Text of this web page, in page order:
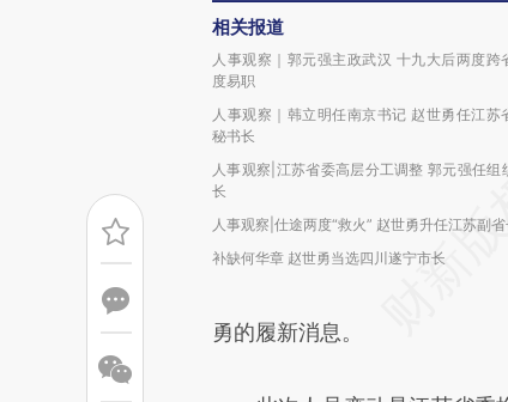
相关报道
人事观察｜郭元强主政武汉 十九大后两度跨
度易职
人事观察｜韩立明任南京书记 赵世勇任江苏
秘书长
人事观察|江苏省委高层分工调整 郭元强任组
长
人事观察|仕途两度“救火” 赵世勇升任江苏副省
补缺何华章 赵世勇当选四川遂宁市长
勇的履新消息。